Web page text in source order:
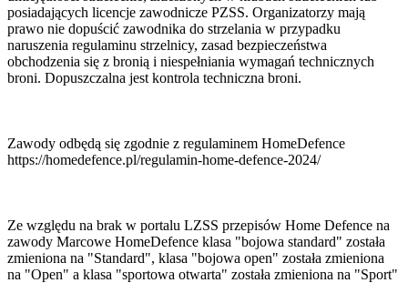
posiadających licencje zawodnicze PZSS. Organizatorzy mają
prawo nie dopuścić zawodnika do strzelania w przypadku
naruszenia regulaminu strzelnicy, zasad bezpieczeństwa
obchodzenia się z bronią i niespełniania wymagań technicznych
broni. Dopuszczalna jest kontrola techniczna broni.
Zawody odbędą się zgodnie z regulaminem HomeDefence
https://homedefence.pl/regulamin-home-defence-2024/
Ze względu na brak w portalu LZSS przepisów Home Defence na
zawody Marcowe HomeDefence klasa "bojowa standard" została
zmieniona na "Standard", klasa "bojowa open" została zmieniona
na "Open" a klasa "sportowa otwarta" została zmieniona na "Sport"